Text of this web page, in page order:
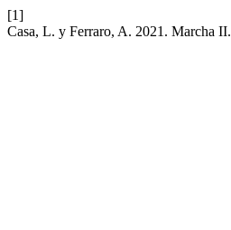
[1]
Casa, L. y Ferraro, A. 2021. Marcha II.